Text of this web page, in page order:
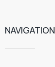
NAVIGATION